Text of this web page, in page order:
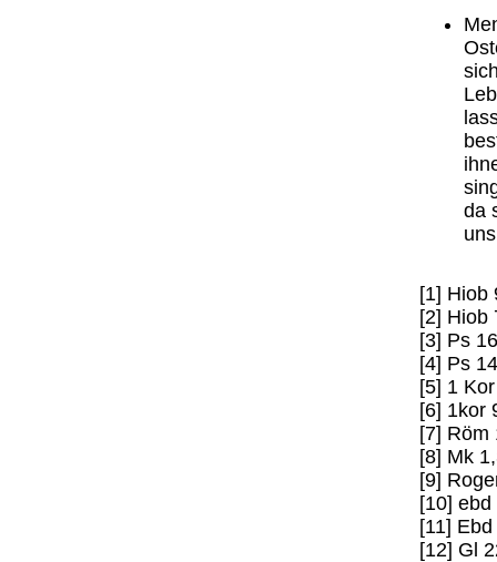
da
[1] Hiob
[2] Hiob
[3] Ps
[4] Ps
[5] 1
[6] 1kor
[7] Röm
[8] Mk
[9]
[10] ebd
[11]
[12] Gl